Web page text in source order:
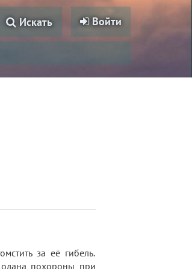
Войти
Искать
за её гибель.
похороны при